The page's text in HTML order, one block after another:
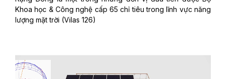
Khoa học & Công nghệ cấp 65 chỉ tiêu trong lĩnh vực năng
lượng mặt trời (Vilas 126)